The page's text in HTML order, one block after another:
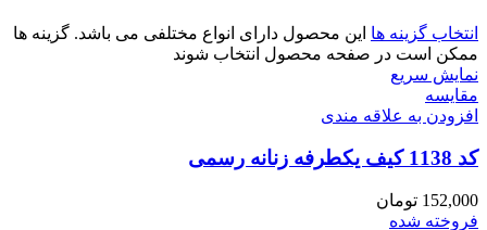
انتخاب گزینه ها این محصول دارای انواع مختلفی می باشد. گزینه ها
ممکن است در صفحه محصول انتخاب شوند
نمایش سریع
مقايسه
افزودن به علاقه مندی
کد 1138 کیف یکطرفه زنانه رسمی
152,000 تومان
فروخته شده